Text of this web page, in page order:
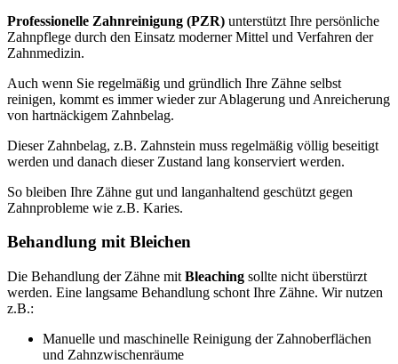
Professionelle Zahnreinigung (PZR) unterstützt Ihre persönliche
Zahnpflege durch den Einsatz moderner Mittel und Verfahren der
Zahnmedizin.
Auch wenn Sie regelmäßig und gründlich Ihre Zähne selbst
reinigen, kommt es immer wieder zur Ablagerung und Anreicherung
von hartnäckigem Zahnbelag.
Dieser Zahnbelag, z.B. Zahnstein muss regelmäßig völlig beseitigt
werden und danach dieser Zustand lang konserviert werden.
So bleiben Ihre Zähne gut und langanhaltend geschützt gegen
Zahnprobleme wie z.B. Karies.
Behandlung mit Bleichen
Die Behandlung der Zähne mit Bleaching sollte nicht überstürzt
werden. Eine langsame Behandlung schont Ihre Zähne. Wir nutzen
z.B.:
Manuelle und maschinelle Reinigung der Zahnoberflächen
und Zahnzwischenräume